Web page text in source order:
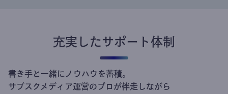
充実したサポート体制
書き手と一緒にノウハウを蓄積。
サブスクメディア運営のプロが伴走しながら